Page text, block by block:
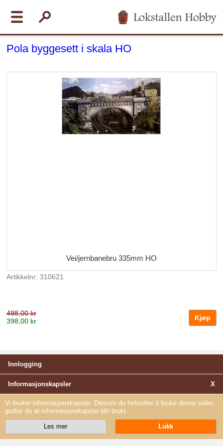
Pola byggesett i skala HO
Vei/jernbanebru 335mm HO
Artikkelnr: 310621
498,00 kr
398,00 kr
Innlogging
Informasjonskapsler X
Vi bruker informasjonskapsler. Dersom du fortsetter å bruke denne siden
godtar du at informasjonskapsler blir brukt.